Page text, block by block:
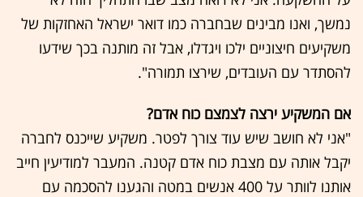
נמשך, ואנו מבינים שבחברה כמו דואר ישראל האחזקות של
משקיעים חיצוניים ילכו ויגדלו, אבל זה מותנה בכך שידעו
להסתדר עם העובדים, שירצו תמורה".
אם המשקיע ירצה לצמצם כוח אדם?
"אני לא חושב שיש עוד צורך לפטר. משקיע שייכנס לחברה
יקבל אותה עם מצבת כוח אדם קטנה. המעבר למודיעין חייב
אותנו לוותר על 400 אנשים במטה והגענו להסכמה עם